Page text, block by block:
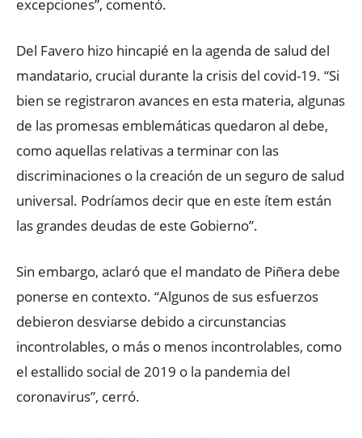
excepciones”, comentó.
Del Favero hizo hincapié en la agenda de salud del
mandatario, crucial durante la crisis del covid-19. “Si
bien se registraron avances en esta materia, algunas
de las promesas emblemáticas quedaron al debe,
como aquellas relativas a terminar con las
discriminaciones o la creación de un seguro de salud
universal. Podríamos decir que en este ítem están
las grandes deudas de este Gobierno”.
Sin embargo, aclaró que el mandato de Piñera debe
ponerse en contexto. “Algunos de sus esfuerzos
debieron desviarse debido a circunstancias
incontrolables, o más o menos incontrolables, como
el estallido social de 2019 o la pandemia del
coronavirus”, cerró.